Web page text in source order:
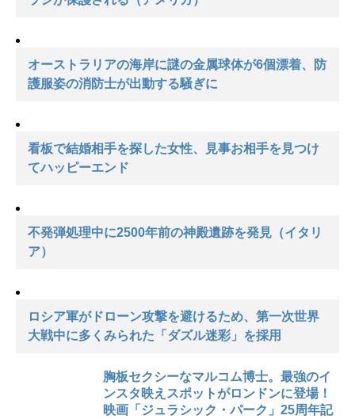
オーストラリアの海岸に謎の金属球体が6個漂着、防
護服姿の消防士が出動する騒ぎに
看板で結婚相手を探した女性、見事お相手を見つけ
てハッピーエンド
不発弾処理中に2500年前の神殿遺跡を発見（イタリ
ア）
ロシア軍がドローン攻撃を避けるため、第一次世界
大戦中に多くみられた「ダズル迷彩」を採用
胸板セクシーなマルコム博士。最強のイ
ンスタ映えスポットがロンドンに登場！
映画「ジュラシック・パーク」25周年記